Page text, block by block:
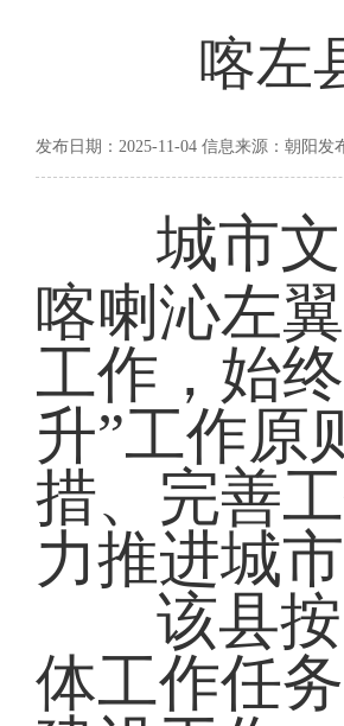
喀左
发布日期：2025-11-04 信息来源：朝阳发
城市
喀喇沁左
工作，始
升”工作原
措、完善
力推进城
该县
体工作任